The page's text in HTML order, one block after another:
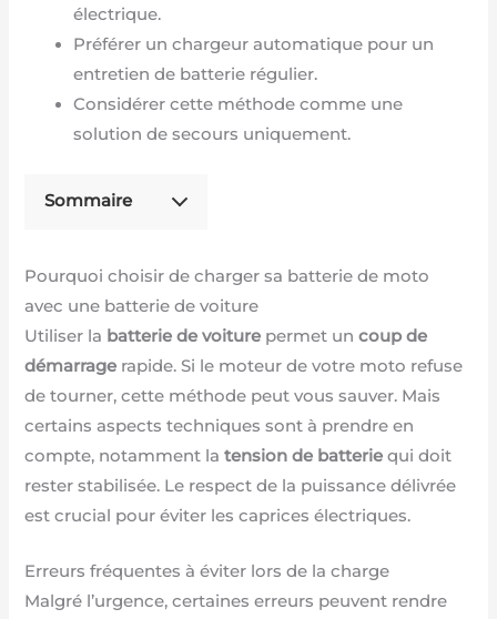
électrique.
Préférer un chargeur automatique pour un
entretien de batterie régulier.
Considérer cette méthode comme une
solution de secours uniquement.
Sommaire
Pourquoi choisir de charger sa batterie de moto
avec une batterie de voiture
Utiliser la batterie de voiture permet uncoup de
démarrage rapide. Si le moteur de votre moto refuse
de tourner, cette méthode peut vous sauver. Mais
certains aspects techniques sont à prendre en
compte, notamment latension de batterie qui doit
rester stabilisée. Le respect de la puissance délivrée
est crucial pour éviter les caprices électriques.
Erreurs fréquentes à éviter lors de la charge
Malgré l’urgence, certaines erreurs peuvent rendre